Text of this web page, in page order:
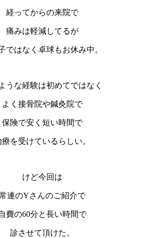
経ってからの来院で
痛みは軽減してるが
ではなく卓球もお休み中。
うな経験は初めてではなく
よく接骨院や鍼灸院で
保険で安く短い時間で
療を受けているらしい。
けど今回は
連のYさんのご紹介で
費の60分と長い時間で
診させて頂けた。